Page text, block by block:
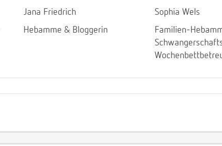
Jana Friedrich
Hebamme & Bloggerin
Sophia Wels
Familien-